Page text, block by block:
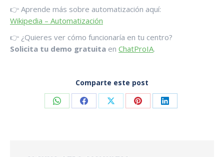
👉 Aprende más sobre automatización aquí:
Wikipedia – Automatización
👉 ¿Quieres ver cómo funcionaría en tu centro?
Solicita tu demo gratuita en ChatProIA.
Comparte este post
CompartirCompartirCompartirCompartirCompartir